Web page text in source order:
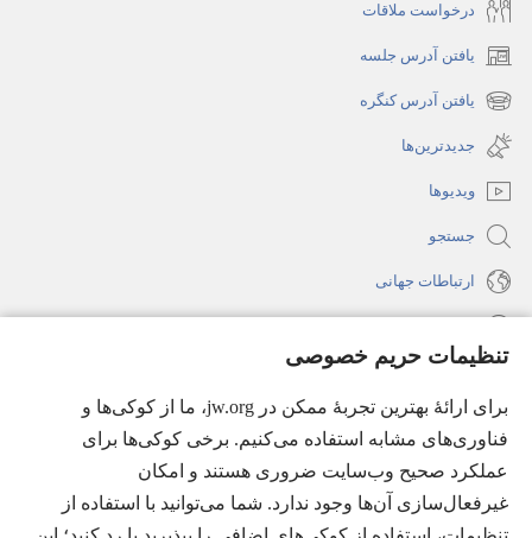
تنظیمات حریم خصوصی
برای ارائهٔ بهترین تجربهٔ ممکن در jw.org، ما از کوکی‌ها و
فناوری‌های مشابه استفاده می‌کنیم. برخی کوکی‌ها برای
عملکرد صحیح وب‌سایت ضروری هستند و امکان
غیرفعال‌سازی آن‌ها وجود ندارد. شما می‌توانید با استفاده از
درخواست ملاقات
یافتن آدرس جلسه
(پنجره‌ای
جدید
می‌شود)
یافتن آدرس کنگره
(پنجره‌ای
جدید
می‌شود)
جدیدترین‌ها
ویدیوها
جستجو
ارتباطات جهانی
(پنجره‌ای
جدید
می‌شود)
(پنجره‌ای
جدید
JW Hub
®
(پنجره‌ای